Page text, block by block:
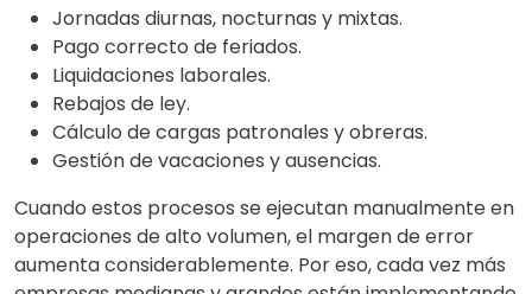
Jornadas diurnas, nocturnas y mixtas.
Pago correcto de feriados.
Liquidaciones laborales.
Rebajos de ley.
Cálculo de cargas patronales y obreras.
Gestión de vacaciones y ausencias.
Cuando estos procesos se ejecutan manualmente en
operaciones de alto volumen, el margen de error
aumenta considerablemente. Por eso, cada vez más